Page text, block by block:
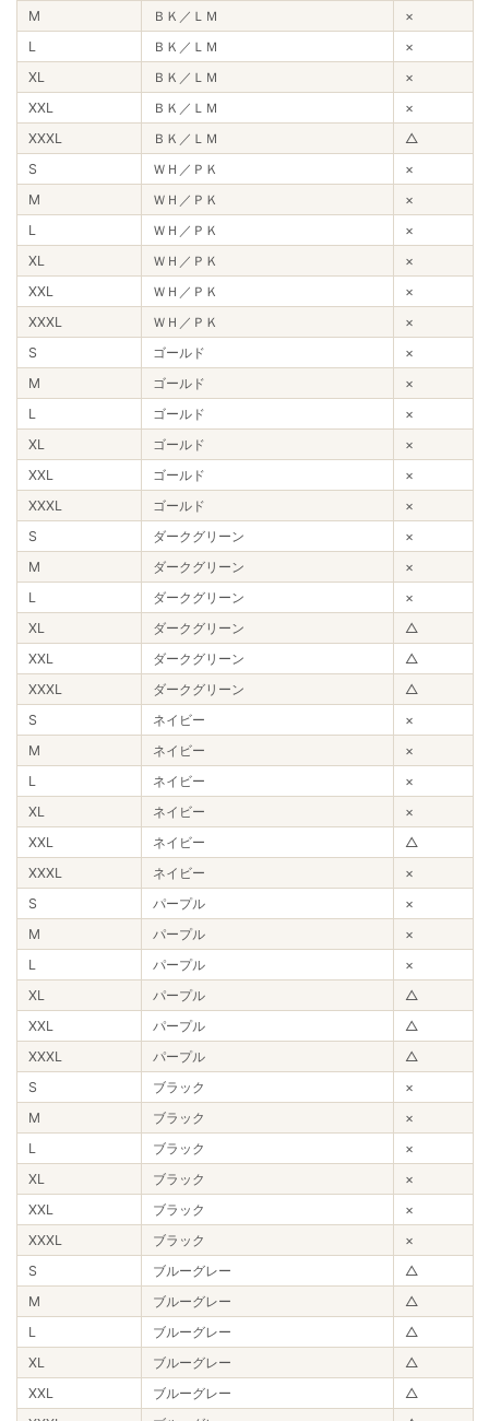
M
ＢＫ／ＬＭ
×
L
ＢＫ／ＬＭ
×
XL
ＢＫ／ＬＭ
×
XXL
ＢＫ／ＬＭ
×
XXXL
ＢＫ／ＬＭ
△
S
ＷＨ／ＰＫ
×
M
ＷＨ／ＰＫ
×
L
ＷＨ／ＰＫ
×
XL
ＷＨ／ＰＫ
×
XXL
ＷＨ／ＰＫ
×
XXXL
ＷＨ／ＰＫ
×
S
ゴールド
×
M
ゴールド
×
L
ゴールド
×
XL
ゴールド
×
XXL
ゴールド
×
XXXL
ゴールド
×
S
ダークグリーン
×
M
ダークグリーン
×
L
ダークグリーン
×
XL
ダークグリーン
△
XXL
ダークグリーン
△
XXXL
ダークグリーン
△
S
ネイビー
×
M
ネイビー
×
L
ネイビー
×
XL
ネイビー
×
XXL
ネイビー
△
XXXL
ネイビー
×
S
パープル
×
M
パープル
×
L
パープル
×
XL
パープル
△
XXL
パープル
△
XXXL
パープル
△
S
ブラック
×
M
ブラック
×
L
ブラック
×
XL
ブラック
×
XXL
ブラック
×
XXXL
ブラック
×
S
ブルーグレー
△
M
ブルーグレー
△
L
ブルーグレー
△
XL
ブルーグレー
△
XXL
ブルーグレー
△